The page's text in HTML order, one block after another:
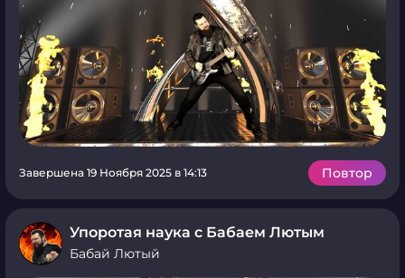
Завершена 19 Ноября 2025 в 14:13 Повтор
Упоротая наука с Бабаем Лютым
Бабай Лютый